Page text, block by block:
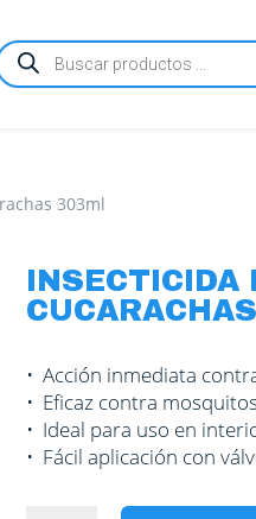
303ml
• Acción inmediata
• Eficaz contra
• Ideal para uso en
• Fácil aplicación con